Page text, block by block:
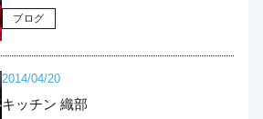
ブログ
2014/04/20
キッチン 織部